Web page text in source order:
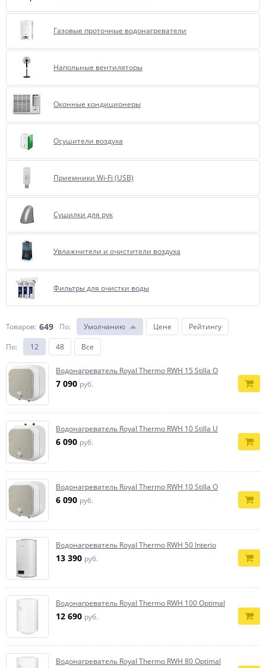
Газовые проточные водонагреватели
Напольные вентиляторы
Оконные кондиционеры
Осушители воздуха
Приемники Wi-Fi (USB)
Сушилки для рук
Увлажнители и очистители воздуха
Фильтры для очистки воды
Товаров: 649 По: Умолчанию Цене
Рейтингу
По: 12 48 Все
Водонагреватель Royal Thermo RWH 15 Stilla O
7 090 руб.
Водонагреватель Royal Thermo RWH 10 Stilla U
6 090 руб.
Водонагреватель Royal Thermo RWH 10 Stilla O
6 090 руб.
Водонагреватель Royal Thermo RWH 50 Interio
13 390 руб.
Водонагреватель Royal Thermo RWH 100 Optimal
12 690 руб.
Водонагреватель Royal Thermo RWH 80 Optimal